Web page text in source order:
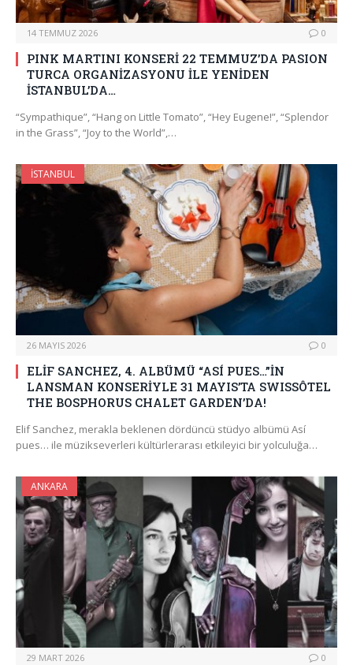
14 TEMMUZ 2026 0
PINK MARTINI KONSERİ 22 TEMMUZ’DA PASION
TURCA ORGANİZASYONU İLE YENİDEN
İSTANBUL’DA…
“Sympathique”, “Hang on Little Tomato”, “Hey Eugene!”, “Splendor
in the Grass”, “Joy to the World”,…
İSTANBUL
26 MAYIS 2026 0
ELİF SANCHEZ, 4. ALBÜMÜ “ASÍ PUES…”İN
LANSMAN KONSERİYLE 31 MAYIS’TA SWISSÔTEL
THE BOSPHORUS CHALET GARDEN’DA!
Elif Sanchez, merakla beklenen dördüncü stüdyo albümü Así
pues… ile müzikseverleri kültürlerarası etkileyici bir yolculuğa…
ANKARA
29 MART 2026 0